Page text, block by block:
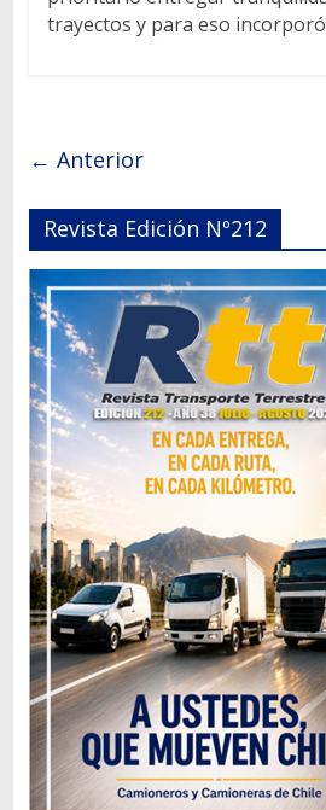
trayectos y para eso
← Anterior
Revista Edición Nº212